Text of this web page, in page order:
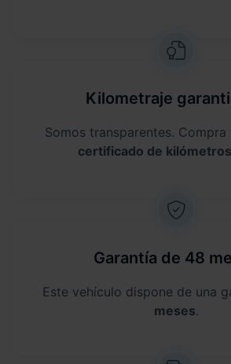
Kilometraje
Somos transparentes.
certificado de kilómetros
Garantía de 48
Este vehículo dispone de una
meses.